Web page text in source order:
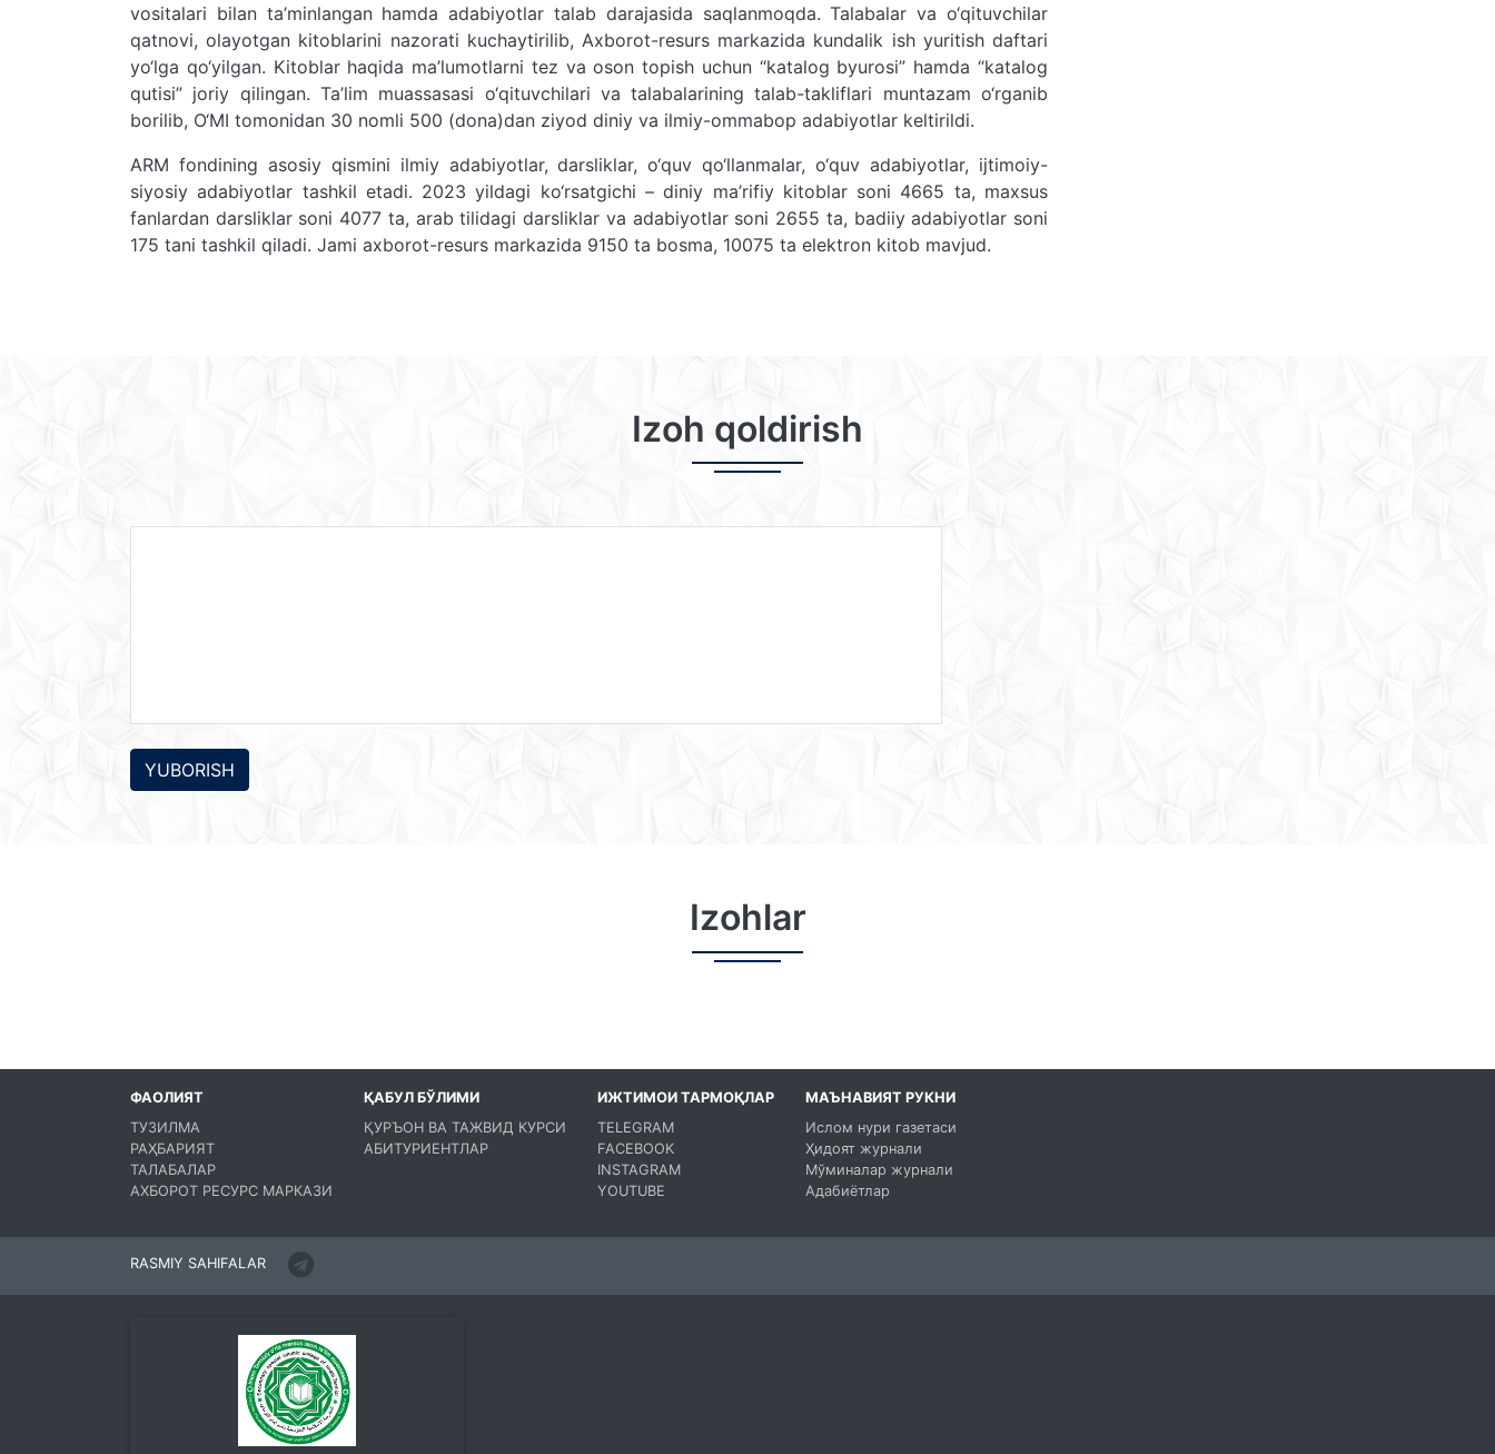
vositalari bilan ta’minlangan hamda adabiyotlar talab darajasida saqlanmoqda. Talabalar va o‘qituvchilar
qatnovi, olayotgan kitoblarini nazorati kuchaytirilib, Axborot-resurs markazida kundalik ish yuritish daftari
yo‘lga qo‘yilgan. Kitoblar haqida ma’lumotlarni tez va oson topish uchun “katalog byurosi” hamda “katalog
qutisi” joriy qilingan. Ta’lim muassasasi o‘qituvchilari va talabalarining talab-takliflari muntazam o‘rganib
borilib, O‘MI tomonidan 30 nomli 500 (dona)dan ziyod diniy va ilmiy-ommabop adabiyotlar keltirildi.
ARM fondining asosiy qismini ilmiy adabiyotlar, darsliklar, o‘quv qo‘llanmalar, o‘quv adabiyotlar, ijtimoiy-
siyosiy adabiyotlar tashkil etadi. 2023 yildagi ko‘rsatgichi – diniy ma’rifiy kitoblar soni 4665 ta, maxsus
fanlardan darsliklar soni 4077 ta, arab tilidagi darsliklar va adabiyotlar soni 2655 ta, badiiy adabiyotlar soni
175 tani tashkil qiladi. Jami axborot-resurs markazida 9150 ta bosma, 10075 ta elektron kitob mavjud.
Izoh qoldirish
YUBORISH
Izohlar
ФАОЛИЯТ
ТУЗИЛМА
РАҲБАРИЯТ
ТАЛАБАЛАР
АХБОРОТ РЕСУРС МАРКАЗИ
ҚАБУЛ БЎЛИМИ
ҚУРЪОН ВА ТАЖВИД КУРСИ
АБИТУРИЕНТЛАР
ИЖТИМОИ ТАРМОҚЛАР
TELEGRAM
FACEBOOK
INSTAGRAM
YOUTUBE
МАЪНАВИЯТ РУКНИ
Ислом нури газетаси
Ҳидоят журнали
Мўминалар журнали
Адабиётлар
RASMIY SAHIFALAR